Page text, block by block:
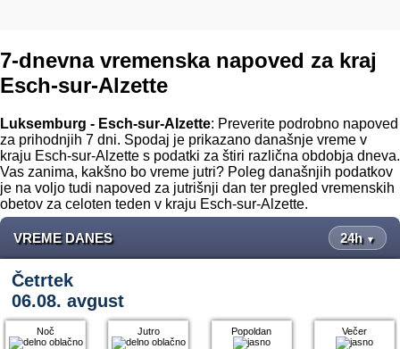
7-dnevna vremenska napoved za kraj
Esch-sur-Alzette
Luksemburg - Esch-sur-Alzette: Preverite podrobno napoved
za prihodnjih 7 dni. Spodaj je prikazano današnje vreme v
kraju Esch-sur-Alzette s podatki za štiri različna obdobja dneva.
Vas zanima, kakšno bo vreme jutri? Poleg današnjih podatkov
je na voljo tudi napoved za jutrišnji dan ter pregled vremenskih
obetov za celoten teden v kraju Esch-sur-Alzette.
VREME DANES 24h ▼
Četrtek
06.08. avgust
Noč Jutro Popoldan Večer